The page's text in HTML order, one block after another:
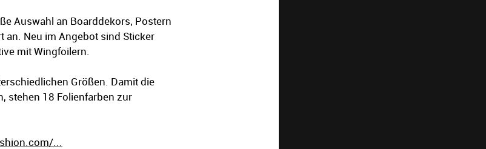
Auswahl an Boarddekors, Postern
an. Neu im Angebot sind Sticker
mit Wingfoilern.
Größen. Damit die
stehen 18 Folienfarben zur
...